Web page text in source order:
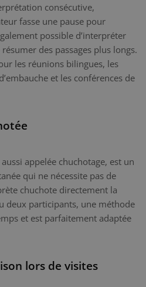
consécutive,
fasse une pause pour
possible d’interpréter
des passages plus longs.
les réunions bilingues, les
et les conférences de
appelée chuchotage, est un
qui ne nécessite pas de
chuchote directement la
deux participants, une méthode
et est parfaitement adaptée
lors de visites